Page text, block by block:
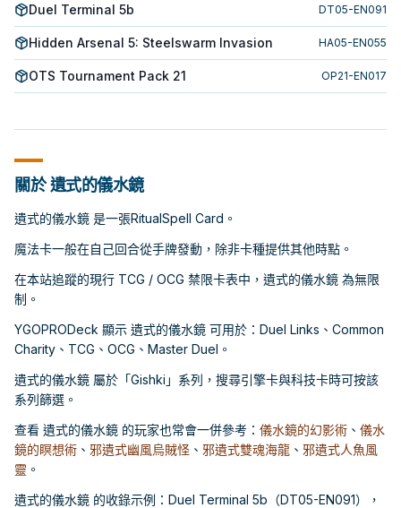
Duel Terminal 5b DT05-EN091
Hidden Arsenal 5: Steelswarm Invasion HA05-EN055
OTS Tournament Pack 21 OP21-EN017
關於 遺式的儀水鏡
遺式的儀水鏡 是一張RitualSpell Card。
魔法卡一般在自己回合從手牌發動，除非卡種提供其他時點。
在本站追蹤的現行 TCG / OCG 禁限卡表中，遺式的儀水鏡 為無限
制。
YGOPRODeck 顯示 遺式的儀水鏡 可用於：Duel Links、Common
Charity、TCG、OCG、Master Duel。
遺式的儀水鏡 屬於「Gishki」系列，搜尋引擎卡與科技卡時可按該
系列篩選。
查看 遺式的儀水鏡 的玩家也常會一併參考： 儀水鏡的幻影術 、 儀水
鏡的瞑想術 、 邪遺式幽風烏賊怪 、 邪遺式雙魂海龍 、 邪遺式人魚風
靈 。
遺式的儀水鏡 的收錄示例：Duel Terminal 5b（DT05-EN091），